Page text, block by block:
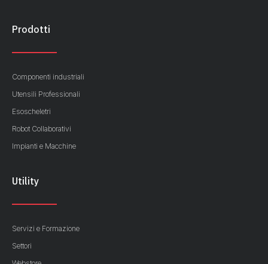
Prodotti
Componenti industriali
Utensili Professionali
Esoscheletri
Robot Collaborativi
Impianti e Macchine
Utility
Servizi e Formazione
Settori